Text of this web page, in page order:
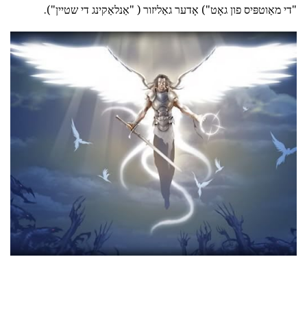
"די מאַוטפּיס פון גאָט") אָדער גאַליזור ( "אַנלאַקינג די שטיין").